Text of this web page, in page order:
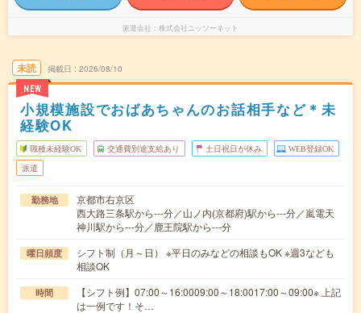
派遣会社 株式会社ニッソーネット
未読
NEW
掲載日 2026/08/10
小規模施設でおばあちゃんのお話相手など＊未
経験OK
職種未経験OK 交通費別途支給あり 土日祝日が休み WEB登録OK
派遣
勤務地
京都市右京区
西大路三条駅から---分／山ノ内(京都府)駅から---分／嵐電天
神川駅から---分／鹿王院駅から---分
曜日頻度
シフト制（月～日） ※平日のみなどの相談もOK ※週3なども
相談OK
時間
【シフト例】07:00～16:0009:00～18:0017:00～09:00※ 上記
は一例です！そ…